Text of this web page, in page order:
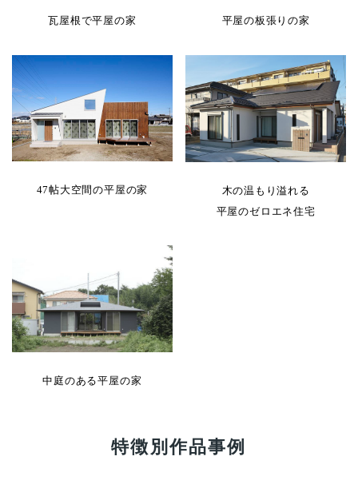
瓦屋根で平屋の家 平屋の板張りの家
47帖大空間の平屋の家
木の温もり溢れる
平屋のゼロエネ住宅
中庭のある平屋の家
特徴別作品事例